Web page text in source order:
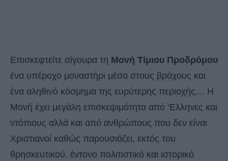
Επισκεφτείτε σίγουρα τη Μονή Τίμιου Προδρόμου
ένα υπέροχο μοναστήρι μέσα στους βράχους και
ένα αληθινό κόσμημα της ευρύτερης περιοχής… Η
Μονή έχει μεγάλη επισκεψιμότητα από ‘Ελληνες και
ντόπιους αλλά και από ανθρώπους που δεν είναι
Χριστιανοί καθώς παρουσιάζει, εκτός του
θρησκευτικού, έντονο πολιτιστικό και ιστορικό